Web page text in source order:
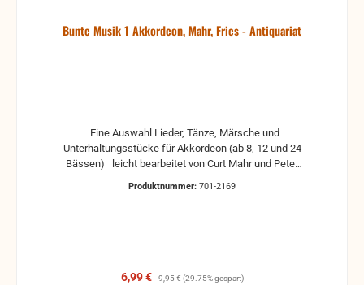
Bunte Musik 1 Akkordeon, Mahr, Fries - Antiquariat
Unterhaltungsstücke für Akkordeon (ab 8, 12 und 24
Bässen) leicht bearbeitet von Curt Mahr und Peter
Produktnummer: 701-2169
Verkaufspreis:
6,99 € Regulärer Preis:
9,95 € (29.75% gespart)